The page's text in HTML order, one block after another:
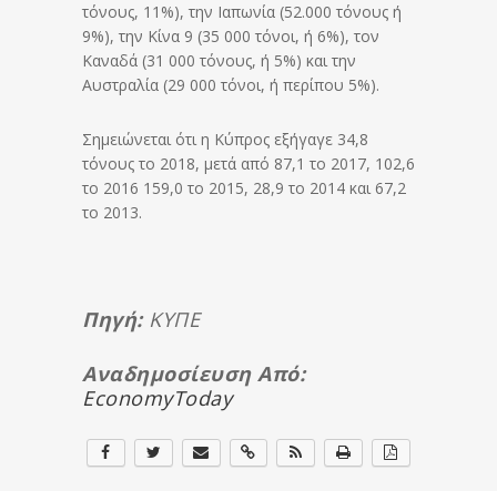
τόνους, 11%), την Ιαπωνία (52.000 τόνους ή
9%), την Κίνα 9 (35 000 τόνοι, ή 6%), τον
Καναδά (31 000 τόνους, ή 5%) και την
Αυστραλία (29 000 τόνοι, ή περίπου 5%).
Σημειώνεται ότι η Κύπρος εξήγαγε 34,8
τόνους το 2018, μετά από 87,1 το 2017, 102,6
το 2016 159,0 το 2015, 28,9 το 2014 και 67,2
το 2013.
Πηγή:KYΠΕ
Αναδημοσίευση Από:
EconomyToday